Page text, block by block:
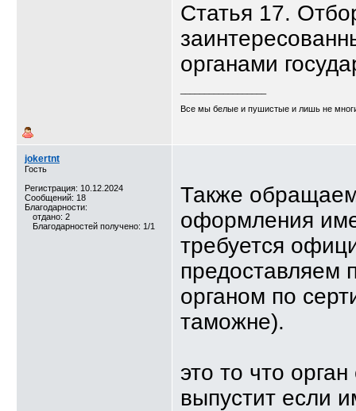
Статья 17.
органами
Все мы белые и пушистые и лишь не
jokertnt
Гость
Регистрация: 10.12.2024
Сообщений: 18
Благодарности:
отдано: 2
Благодарностей получено: 1/1
Также
оформления
требуется
предоставляем
органом по
таможне).
это то что
выпустит если